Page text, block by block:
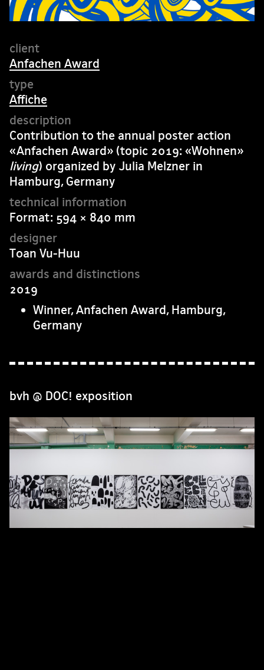
Anfachen Award
Affiche
Contribution to the annual poster action
«Anfachen Award» (topic 2019: «Wohnen»
living) organized by Julia Melzner in
Hamburg, Germany
Format: 594 × 840 mm
Toan Vu-Huu
2019
Winner, Anfachen Award, Hamburg,
Germany
bvh @ DOC! exposition